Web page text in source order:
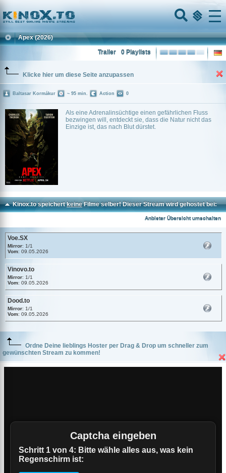
Home
Menu
Apex (2026)
0 Playlists
Trailer
Klicke hier um diese Seite anzupassen
Als eine Adrenalinsüchtige einen gefährlichen Fluss
bezwingen will, entdeckt sie, dass die Natur nicht das
Einzige ist, das nach Blut dürstet.
Baltasar Kormákur ~ 95 min. Action 0
Kinox.to speichertkeineFilme selber! Dieser Stream wird gehostet bei:
Anbieter Übersicht umschalten
Voe.SX
Mirror: 1/1
Vom: 09.05.2026
Vinovo.to
Mirror: 1/1
Vom: 09.05.2026
Dood.to
Mirror: 1/1
Vom: 09.05.2026
Ordne Deine lieblings Hoster per Drag & Drop um schneller zum
gewünschten Stream zu kommen!